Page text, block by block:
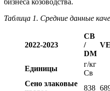
бизнеса козоводства.
Таблица 1. Средние данные
2022-2023
СВ
/
DM
Единицы
г/кг
Св
Сено злаковые
838